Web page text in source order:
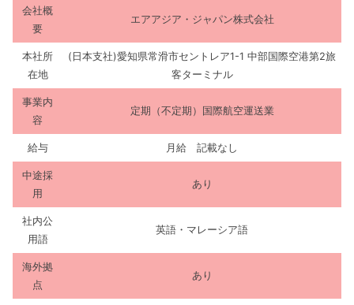
会社概
要
エアアジア・ジャパン株式会社
本社所
在地
(日本支社)愛知県常滑市セントレア1-1 中部国際空港第2旅
客ターミナル
事業内
容
定期（不定期）国際航空運送業
給与 月給 記載なし
中途採
用
あり
社内公
用語
英語・マレーシア語
海外拠
点
あり